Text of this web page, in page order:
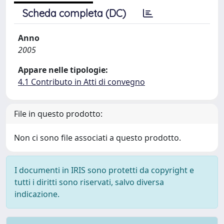
Scheda completa (DC)
Anno
2005
Appare nelle tipologie:
4.1 Contributo in Atti di convegno
File in questo prodotto:
Non ci sono file associati a questo prodotto.
I documenti in IRIS sono protetti da copyright e
tutti i diritti sono riservati, salvo diversa
indicazione.